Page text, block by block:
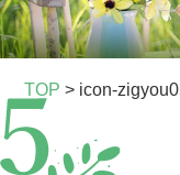
TOP > icon-